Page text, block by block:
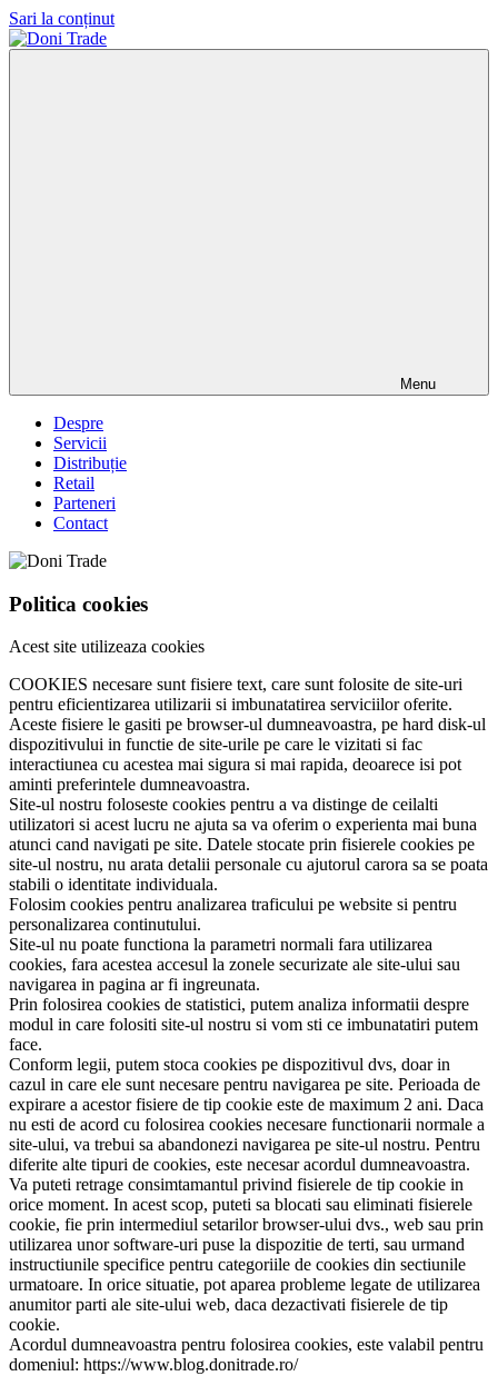
Sari la conținut
Menu
Despre
Servicii
Distribuție
Retail
Parteneri
Contact
Politica cookies
Acest site utilizeaza cookies
COOKIES necesare sunt fisiere text, care sunt folosite de site-uri
pentru eficientizarea utilizarii si imbunatatirea serviciilor oferite.
Aceste fisiere le gasiti pe browser-ul dumneavoastra, pe hard disk-ul
dispozitivului in functie de site-urile pe care le vizitati si fac
interactiunea cu acestea mai sigura si mai rapida, deoarece isi pot
aminti preferintele dumneavoastra.
Site-ul nostru foloseste cookies pentru a va distinge de ceilalti
utilizatori si acest lucru ne ajuta sa va oferim o experienta mai buna
atunci cand navigati pe site. Datele stocate prin fisierele cookies pe
site-ul nostru, nu arata detalii personale cu ajutorul carora sa se poata
stabili o identitate individuala.
Folosim cookies pentru analizarea traficului pe website si pentru
personalizarea continutului.
Site-ul nu poate functiona la parametri normali fara utilizarea
cookies, fara acestea accesul la zonele securizate ale site-ului sau
navigarea in pagina ar fi ingreunata.
Prin folosirea cookies de statistici, putem analiza informatii despre
modul in care folositi site-ul nostru si vom sti ce imbunatatiri putem
face.
Conform legii, putem stoca cookies pe dispozitivul dvs, doar in
cazul in care ele sunt necesare pentru navigarea pe site. Perioada de
expirare a acestor fisiere de tip cookie este de maximum 2 ani. Daca
nu esti de acord cu folosirea cookies necesare functionarii normale a
site-ului, va trebui sa abandonezi navigarea pe site-ul nostru. Pentru
diferite alte tipuri de cookies, este necesar acordul dumneavoastra.
Va puteti retrage consimtamantul privind fisierele de tip cookie in
orice moment. In acest scop, puteti sa blocati sau eliminati fisierele
cookie, fie prin intermediul setarilor browser-ului dvs., web sau prin
utilizarea unor software-uri puse la dispozitie de terti, sau urmand
instructiunile specifice pentru categoriile de cookies din sectiunile
urmatoare. In orice situatie, pot aparea probleme legate de utilizarea
anumitor parti ale site-ului web, daca dezactivati fisierele de tip
cookie.
Acordul dumneavoastra pentru folosirea cookies, este valabil pentru
domeniul: https://www.blog.donitrade.ro/